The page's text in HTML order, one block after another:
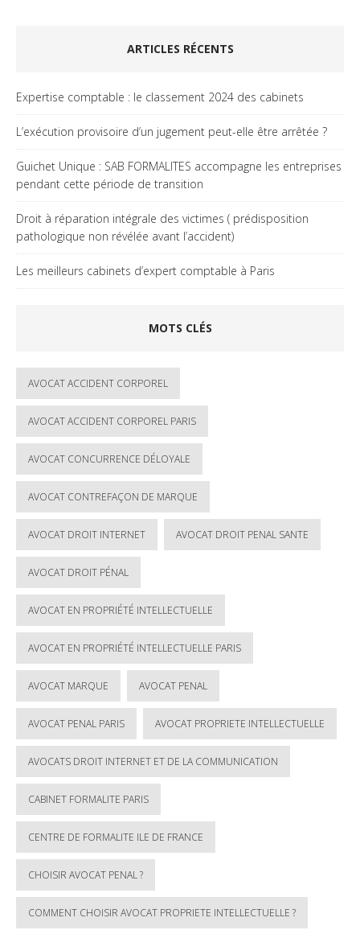
ARTICLES RÉCENTS
Expertise comptable : le classement 2024 des cabinets
L’exécution provisoire d’un jugement peut-elle être arrêtée ?
Guichet Unique : SAB FORMALITES accompagne les entreprises
pendant cette période de transition
Droit à réparation intégrale des victimes ( prédisposition
pathologique non révélée avant l’accident)
Les meilleurs cabinets d’expert comptable à Paris
MOTS CLÉS
AVOCAT ACCIDENT CORPOREL
AVOCAT ACCIDENT CORPOREL PARIS
AVOCAT CONCURRENCE DÉLOYALE
AVOCAT CONTREFAÇON DE MARQUE
AVOCAT DROIT INTERNET AVOCAT DROIT PENAL SANTE
AVOCAT DROIT PÉNAL
AVOCAT EN PROPRIÉTÉ INTELLECTUELLE
AVOCAT EN PROPRIÉTÉ INTELLECTUELLE PARIS
AVOCAT MARQUE AVOCAT PENAL
AVOCAT PENAL PARIS AVOCAT PROPRIETE INTELLECTUELLE
AVOCATS DROIT INTERNET ET DE LA COMMUNICATION
CABINET FORMALITE PARIS
CENTRE DE FORMALITE ILE DE FRANCE
CHOISIR AVOCAT PENAL ?
COMMENT CHOISIR AVOCAT PROPRIETE INTELLECTUELLE ?